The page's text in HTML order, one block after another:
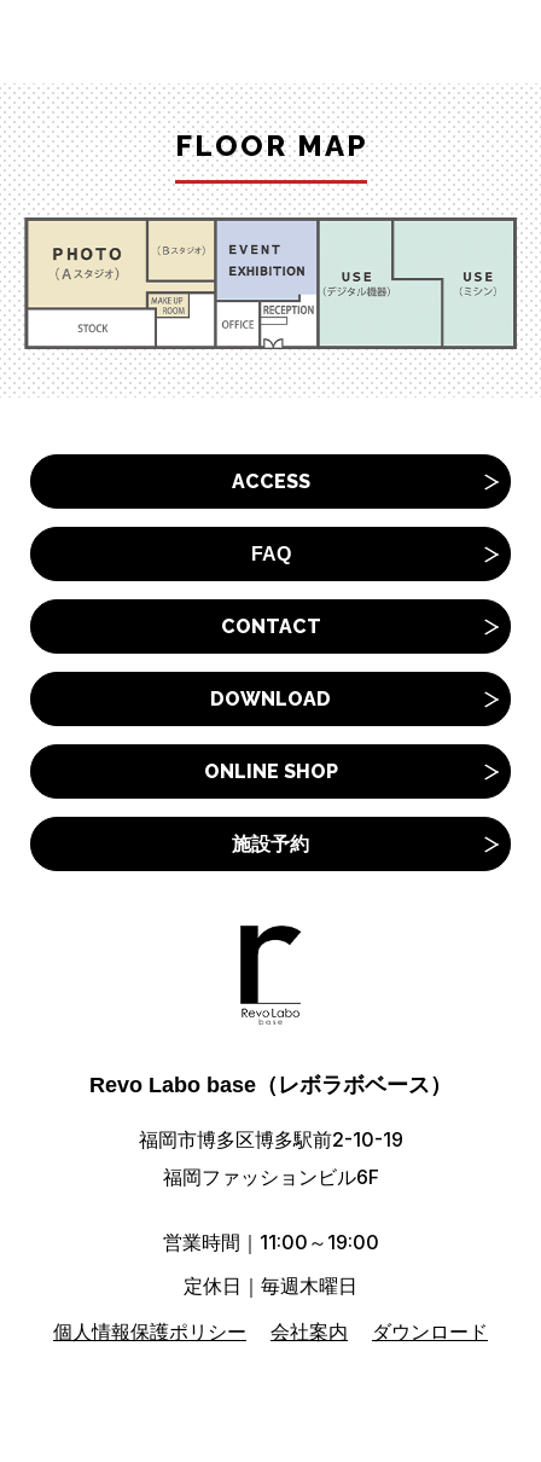
FLOOR MAP
ACCESS
FAQ
CONTACT
DOWNLOAD
ONLINE SHOP
施設予約
Revo Labo base（レボラボベース）
福岡市博多区博多駅前2-10-19
福岡ファッションビル6F
営業時間｜11:00～19:00
定休日｜毎週木曜日
個人情報保護ポリシー
会社案内 ダウンロード